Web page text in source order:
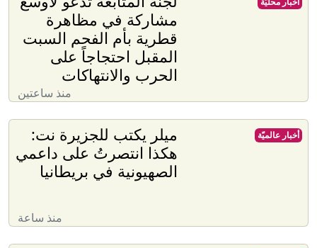
مشاركة في مظاهرة
قطرية بأم الفحم السبت
المقبل احتجاجاً على
الحرب والانتهاكات
منذ ساعتين
ميلر يكتب للجزيرة نت:
هكذا انتصرتُ على داعمي
الصهيونية في بريطانيا
منذ ساعة
أخبار عالميّة